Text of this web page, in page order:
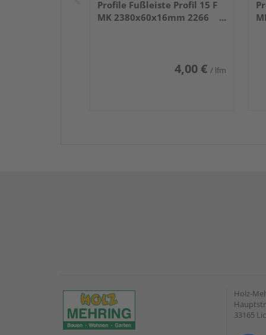
Profile Fußleiste Profil 15 F
MK 2380x60x16mm 2266
4,00 € / lfm
Holz-
33165